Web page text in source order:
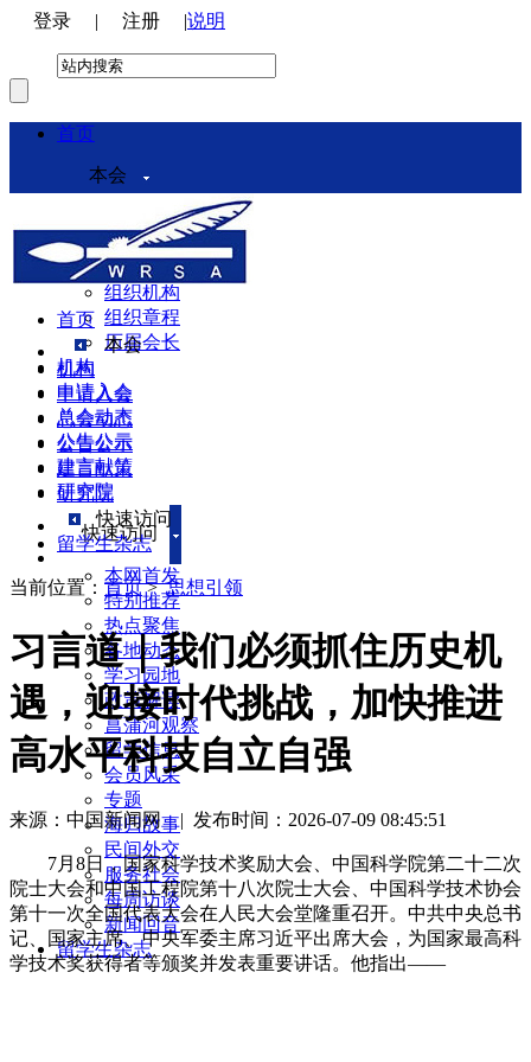
登录 | 注册 |说明
首页
本会
本会介绍
领导机构
理事会
组织机构
组织章程
历届会长
机构
申请入会
总会动态
公告公示
建言献策
研究院
快速访问
本网首发
特别推荐
热点聚焦
各地动态
学习园地
政策解读
菖蒲河观察
留学信息
会员风采
专题
海归故事
民间外交
服务社会
每周访谈
新闻回音
留学生杂志
首页
本会
机构
申请入会
总会动态
公告公示
建言献策
研究院
快速访问
留学生杂志
当前位置： 首页>思想引领
习言道｜我们必须抓住历史机
遇，迎接时代挑战，加快推进
高水平科技自立自强
来源：中国新闻网 | 发布时间：2026-07-09 08:45:51
7月8日，国家科学技术奖励大会、中国科学院第二十二次
院士大会和中国工程院第十八次院士大会、中国科学技术协会
第十一次全国代表大会在人民大会堂隆重召开。中共中央总书
记、国家主席、中央军委主席习近平出席大会，为国家最高科
学技术奖获得者等颁奖并发表重要讲话。他指出——